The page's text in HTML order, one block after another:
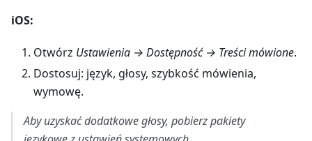
iOS:
Otwórz Ustawienia → Dostępność → Treści mówione.
Dostosuj: język, głosy, szybkość mówienia,
wymowę.
Aby uzyskać dodatkowe głosy, pobierz pakiety